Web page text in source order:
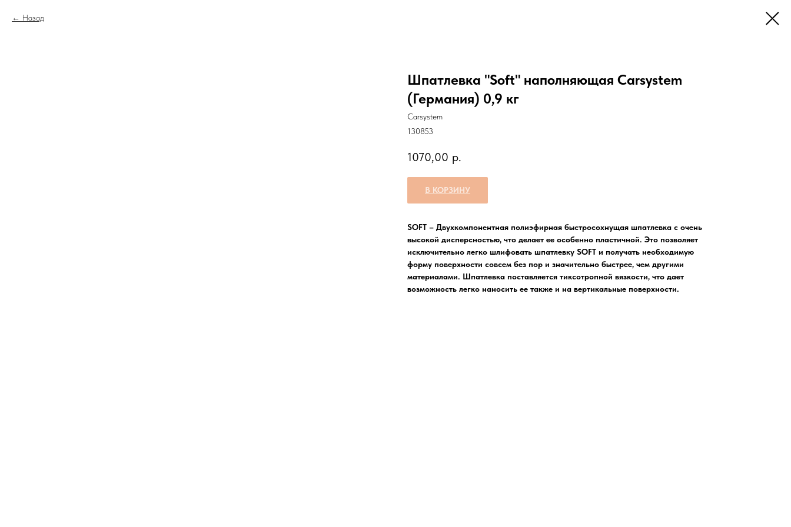
Назад
Шпатлевка "Soft" наполняющая Carsystem
(Германия) 0,9 кг
Carsystem
130853
1070,00 р.
В КОРЗИНУ
SOFT – Двухкомпонентная полиэфирная быстросохнущая шпатлевка с очень
высокой дисперсностью, что делает ее особенно пластичной. Это позволяет
исключительно легко шлифовать шпатлевку SOFT и получать необходимую
форму поверхности совсем без пор и значительно быстрее, чем другими
материалами. Шпатлевка поставляется тиксотропной вязкости, что дает
возможность легко наносить ее также и на вертикальные поверхности.